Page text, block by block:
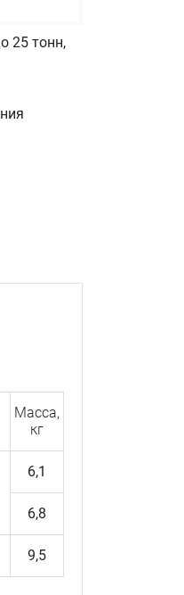
25 тонн,
Масса,
кг
6,1
6,8
9,5